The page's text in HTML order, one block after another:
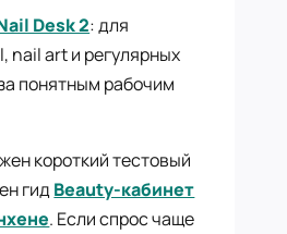
Desk 2: для
nail art и регулярных
понятным рабочим
короткий тестовый
гид Beauty-кабинет
. Если спрос чаще